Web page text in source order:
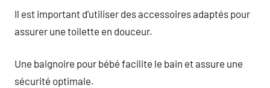
Il est important d’utiliser des accessoires adaptés pour
assurer une toilette en douceur.
Une baignoire pour bébé facilite le bain et assure une
sécurité optimale.